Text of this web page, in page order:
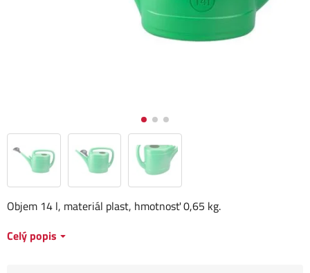
Objem 14 l, materiál plast, hmotnosť 0,65 kg.
Celý popis